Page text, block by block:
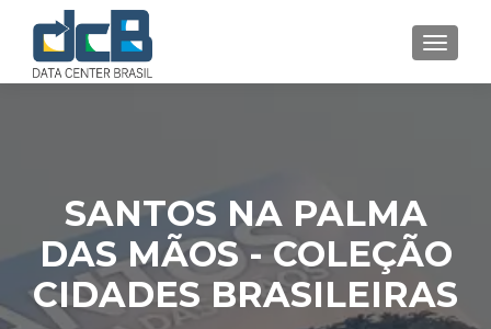
MENU
SANTOS NA PALMA
DAS MÃOS - COLEÇÃO
CIDADES BRASILEIRAS